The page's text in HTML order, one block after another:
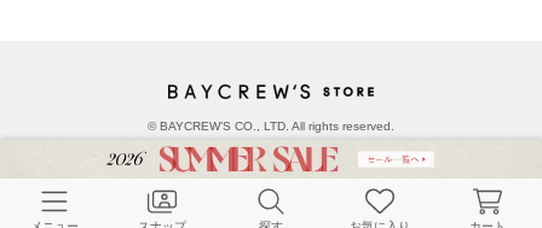
© BAYCREW’S CO., LTD. All rights reserved.